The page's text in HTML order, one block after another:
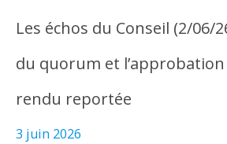
Les échos du Conseil (2/06/
du quorum et
rendu reportée
3 juin 2026